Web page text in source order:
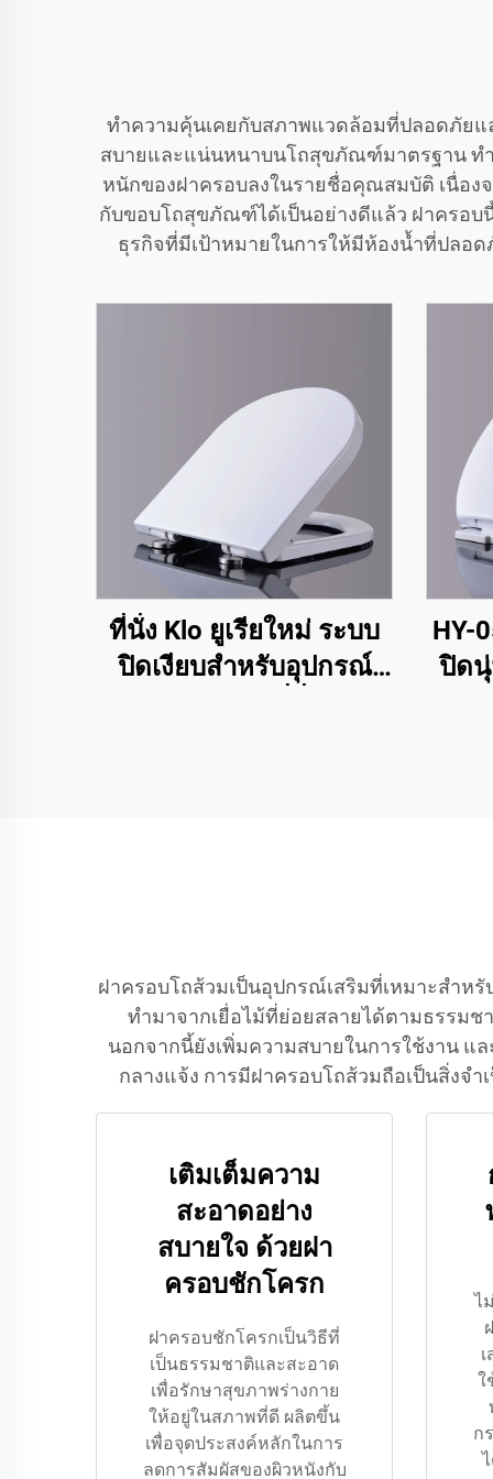
ทำความคุ้นเคยกับสภาพแวดล้อมที่ปลอดภัย
สบายและแน่นหนาบนโถสุขภัณฑ์มาตรฐาน ทำ
หนักของฝาครอบลงในรายชื่อคุณสมบัติ เนื่อง
กับขอบโถสุขภัณฑ์ได้เป็นอย่างดีแล้ว ฝาครอ
ธุรกิจที่มีเป้าหมายในการให้มีห้องน้ำที่ปลอ
ที่นั่ง Klo ยูเรียใหม่ ระบบ
ปิดเงียบสำหรับอุปกรณ์
HY-
ปิด
ฝาครอบโถส้วมเป็นอุปกรณ์เสริมที่เหมาะสำห
ทำมาจากเยื่อไม้ที่ย่อยสลายได้ตามธรรม
นอกจากนี้ยังเพิ่มความสบายในการใช้งาน แ
กลางแจ้ง การมีฝาครอบโถส้วมถือเป็นสิ่งจ
เติมเต็มความ
สะอาดอย่าง
สบายใจ ด้วยฝา
ครอบชักโครก
ฝาครอบชักโครกเป็นวิธีที่
เป็นธรรมชาติและสะอาด
เพื่อรักษาสุขภาพร่างกาย
ให้อยู่ในสภาพที่ดี ผลิตขึ้น
เพื่อจุดประสงค์หลักในการ
ลดการสัมผัสของผิวหนังกับ
ไ
ใ
ก